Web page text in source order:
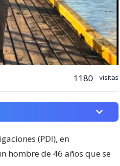
1180 visitas
(PDI), en
hombre de 46 años que se